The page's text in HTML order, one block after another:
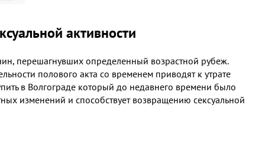
активности
перешагнувших определенный возрастной рубеж.
полового акта со временем приводят к утрате
в Волгограде который до недавнего времени было
изменений и способствует возвращению сексуальной